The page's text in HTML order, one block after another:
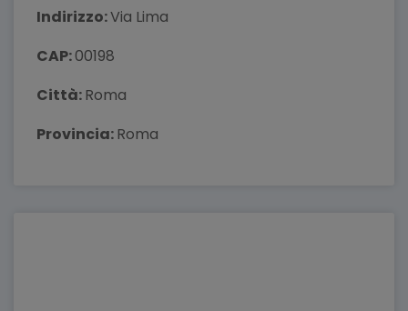
Indirizzo:Via Lima
CAP:00198
Città:Roma
Provincia:Roma